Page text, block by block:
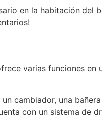
en la habitación del
varias funciones
un cambiador, una
con un sistema de